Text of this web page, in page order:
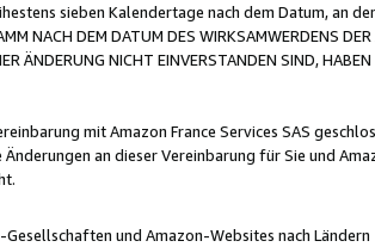
sieben Kalendertage nach dem Datum, an
NACH DEM DATUM DES WIRKSAMWERDENS
ÄNDERUNG NICHT EINVERSTANDEN SIND,
mit Amazon France Services SAS
an dieser Vereinbarung für Sie und
und Amazon-Websites nach Ländern